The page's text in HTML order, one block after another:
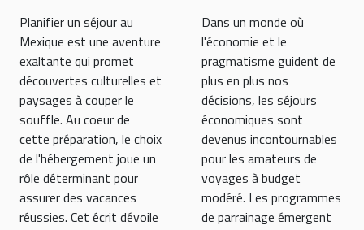
séjour au
Mexique
Planifier un séjour au
Mexique est une aventure
exaltante qui promet
découvertes culturelles et
paysages à couper le
souffle. Au coeur de
cette préparation, le choix
de l'hébergement joue un
rôle déterminant pour
assurer des vacances
réussies. Cet écrit dévoile
séjours
économiques
Dans un monde où
l'économie et le
pragmatisme guident de
plus en plus nos
décisions, les séjours
économiques sont
devenus incontournables
pour les amateurs de
voyages à budget
modéré. Les programmes
de parrainage émergent